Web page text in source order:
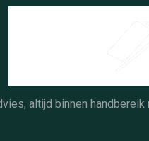
Skip
altijd binnen handbereik